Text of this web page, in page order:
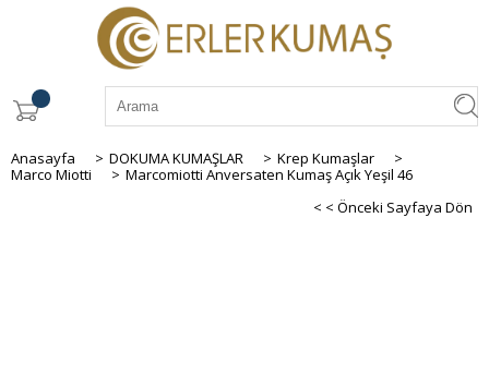
Anasayfa > DOKUMA KUMAŞLAR > Krep Kumaşlar
>
Marco Miotti
> Marcomiotti Anversaten Kumaş Açık Yeşil 46
< < Önceki Sayfaya Dön